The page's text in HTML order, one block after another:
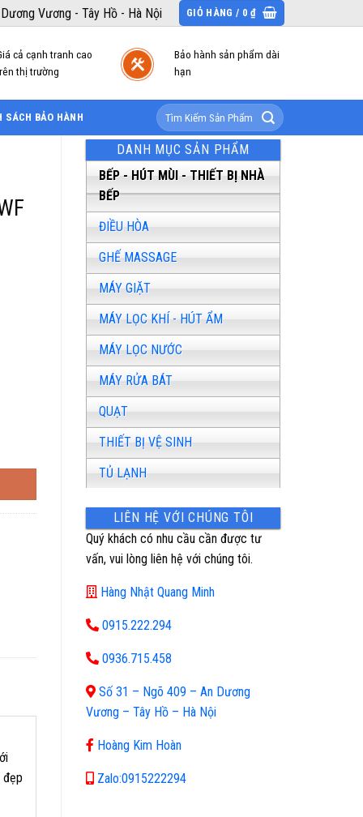
Vương - Tây Hồ - Hà Nội GIỎ HÀNG / 0 ₫
cả cạnh tranh cao
thị trường
Bảo hành sản phẩm dài
hạn
SÁCH BẢO HÀNH
Tìm
kiếm:
DANH MỤC SẢN PHẨM
BẾP - HÚT MÙI - THIẾT BỊ NHÀ
BẾP
ĐIỀU HÒA
GHẾ MASSAGE
MÁY GIẶT
MÁY LỌC KHÍ - HÚT ẨM
MÁY LỌC NƯỚC
MÁY RỬA BÁT
QUẠT
THIẾT BỊ VỆ SINH
TỦ LẠNH
LIÊN HỆ VỚI CHÚNG TÔI
Quý khách có nhu cầu cần được tư
vấn, vui lòng liên hệ với chúng tôi.
Hàng Nhật Quang Minh
0915.222.294
0936.715.458
Số 31 – Ngõ 409 – An Dương
Vương – Tây Hồ – Hà Nội
Hoàng Kim Hoàn
Zalo:0915222294